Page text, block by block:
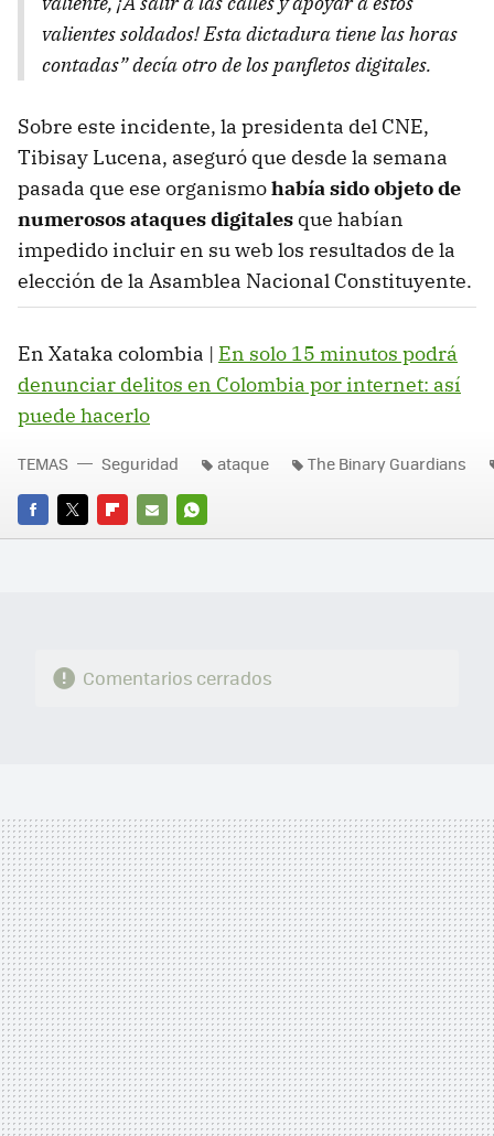
valientes soldados! Esta dictadura tiene las horas
contadas” decía otro de los panfletos digitales.
Sobre este incidente, la presidenta del CNE,
Tibisay Lucena, aseguró que desde la semana
pasada que ese organismohabía sido objeto de
numerosos ataques digitales que habían
impedido incluir en su web los resultados de la
elección de la Asamblea Nacional Constituyente.
En Xataka colombia | En solo 15 minutos podrá
denunciar delitos en Colombia por internet: así
puede hacerlo
FACEBOOK
TWITTERFLIPBOARD
E-
WHATSAPP
TEMAS Seguridad ataque The Binary Guardians
Comentarios cerrados